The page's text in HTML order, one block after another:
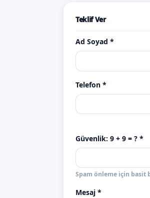
Teklif Ver
Ad Soyad *
Telefon *
Güvenlik: 9 + 9 = ? *
Spam önleme için basit
Mesaj *